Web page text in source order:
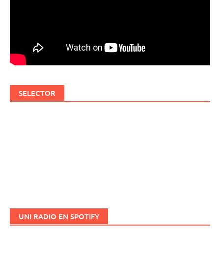
SELECTOR
UNI RADIO EN SPOTIFY